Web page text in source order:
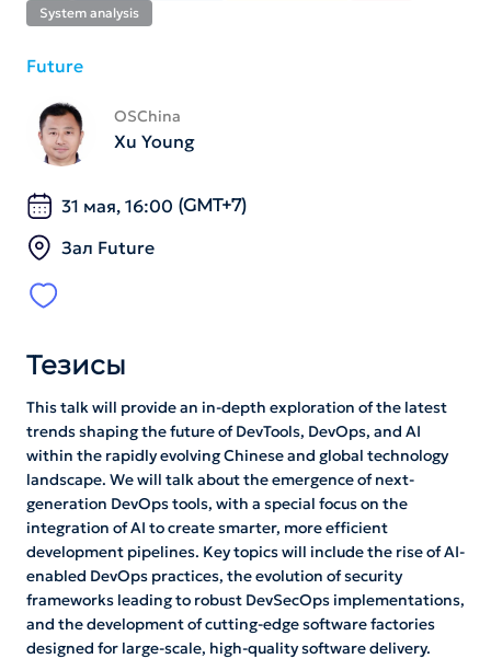
System analysis
Future
OSChina
Xu Young
31 мая, 16:00 (GMT+7)
Зал Future
Тезисы
This talk will provide an in-depth exploration of the latest
trends shaping the future of DevTools, DevOps, and AI
within the rapidly evolving Chinese and global technology
landscape. We will talk about the emergence of next-
generation DevOps tools, with a special focus on the
integration of AI to create smarter, more efficient
development pipelines. Key topics will include the rise of AI-
enabled DevOps practices, the evolution of security
frameworks leading to robust DevSecOps implementations,
and the development of cutting-edge software factories
designed for large-scale, high-quality software delivery.